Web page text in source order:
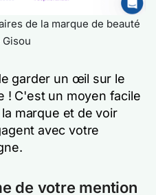
de la marque de beauté
garder un œil sur le
! C'est un moyen facile
marque et de voir
avec votre
de votre mention